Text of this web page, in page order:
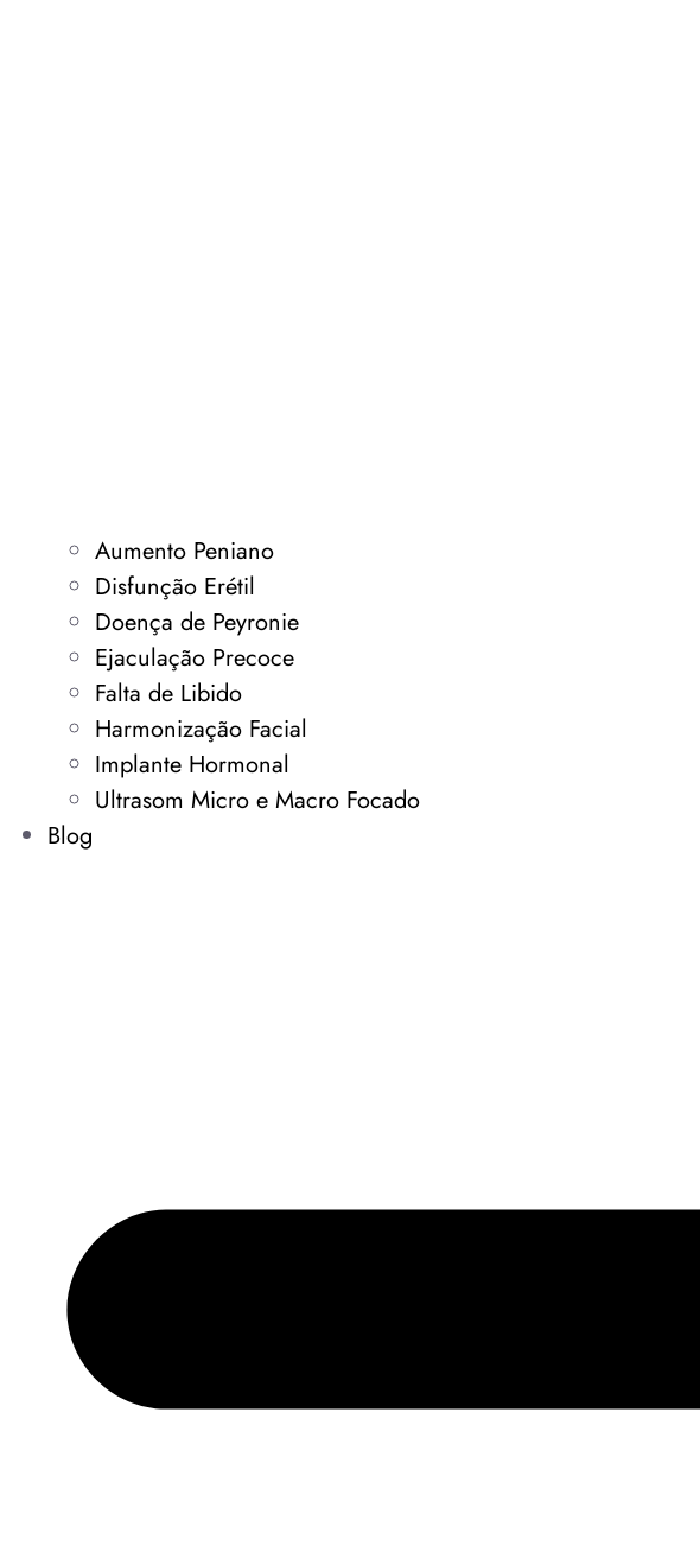
Aumento Peniano
Disfunção Erétil
Doença de Peyronie
Ejaculação Precoce
Falta de Libido
Harmonização Facial
Implante Hormonal
Ultrasom Micro e Macro Focado
Blog